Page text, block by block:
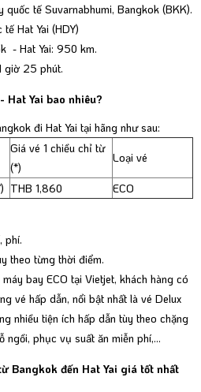
quốc tế Suvarnabhumi, Bangkok (BKK).
Hat Yai (HDY)
- Hat Yai: 950 km.
giờ 25 phút.
Hat Yai bao nhiêu?
đi Hat Yai tại hãng như sau:
Giá vé 1 chiều chỉ từ
(*)
Loại vé
THB 1,860
ECO
phí.
theo từng thời điểm.
bay ECO tại Vietjet, khách hàng có
vé hấp dẫn, nổi bật nhất là vé Delux
nhiều tiện ích hấp dẫn tùy theo chặng
ngồi, phục vụ suất ăn miễn phí,...
Bangkok đến Hat Yai giá tốt nhất